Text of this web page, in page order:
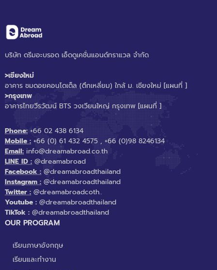
บริษัท ดรีมอะบรอด เอ็ดดูเคชั่นแอนด์ทราแวล จำกัด
>เชียงใหม่
อาคาร ชมดอยคอนโดเต็ล (ตึกเหลี่ยม) ใกล้ ม. เชียงใหม่ [แผนที่ ]
>กรุงเทพ
อาคารไทยวีรวัฒน์ BTS วงเวียนใหญ่ กรุงเทพ [แผนที่ ]
Phone: +66 02 438 6134
Mobile : +66 (0) 61 432 4575 , +66 (0)98 8246134
Email: info@dreamabroad.co.th
LINE ID : @dreamabroad
Facebook : @dreamabroadthailand
Instagram : @dreamabroadthailand
Twitter : @dreamabroadcoth..
Youtube : @dreamabroadthailand
TikTok : @dreamabroadthailand
OUR PROGRAM
เรียนภาษาอังกฤษ
เรียนและทำงาน